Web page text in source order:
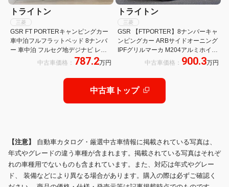
トライトン
三菱
GSR FT PORTERキャンピングカー
車中泊フルフラットベッド 8ナンバ
ー 車中泊 フルセグ地デジナビ レー
ダークルーズコントロール マルチア
ール YOKOHAMAジ
中古車価格： 787.2万円
トライトン
三菱
GSR 【FTPORTER】8ナンバーキャ
ンピングカー ARBサイドオーニング
IPFグリルマーカ M204アルミホイー
ル17インチ オプカン AT スマホ連携
中古車価格： 900.3万円
中古車トップ
【注意】 自動車カタログ・厳選中古車情報に掲載されている写真は、
年式やグレードの違う車種が含まれます。掲載されている写真はそれぞ
れの車種用でないものも含まれています。また、対応は年式やグレー
ド、 装備などにより異なる場合があります。購入の際は必ずご確認く